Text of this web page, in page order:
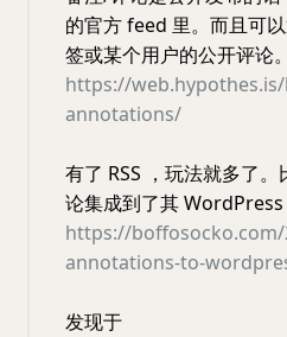
的官方 feed 里。而且可
签或某个用户的公开评论
https://
annotations/
有了 RSS ，玩法就多了
论集成到了其 WordPress
https://
annotations-to-
发现于